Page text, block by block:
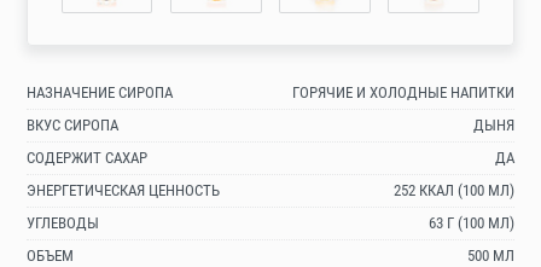
НАЗНАЧЕНИЕ СИРОПА
ГОРЯЧИЕ И ХОЛОДНЫЕ НАПИТКИ
ВКУС СИРОПА
ДЫНЯ
СОДЕРЖИТ САХАР
ДА
ЭНЕРГЕТИЧЕСКАЯ ЦЕННОСТЬ
252 ККАЛ (100 МЛ)
УГЛЕВОДЫ
63 Г (100 МЛ)
ОБЪЕМ
500 МЛ